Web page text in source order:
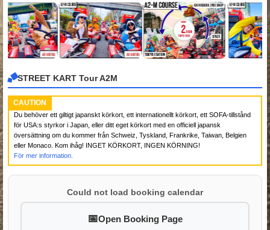
STREET KART Tour A2M
CAUTION
Du behöver ett giltigt japanskt körkort, ett internationellt körkort, ett SOFA-tillstånd
för USA:s styrkor i Japan, eller ditt eget körkort med en officiell japansk
översättning om du kommer från Schweiz, Tyskland, Frankrike, Taiwan, Belgien
eller Monaco. Kom ihåg! INGET KÖRKORT, INGEN KÖRNING!
För mer information.
Could not load booking calendar
Open Booking Page